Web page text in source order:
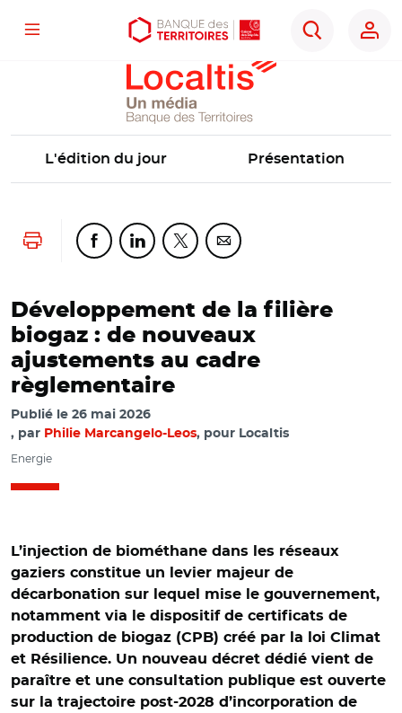
Aller
Aller
Ouvrir
d'accessibilité
Menu
Rechercher
Localtis
L'édition du jour Présentation
Lancer l'impressionPartager cette page sur Facebook
Partager cette page sur Linkedin
Partager cette page sur Twitter
Partager cette page sur
Développement de la filière
biogaz : de nouveaux
ajustements au cadre
règlementaire
Publié le 26 mai 2026
par Philie Marcangelo-Leos, pour Localtis
Energie
L’injection de biométhane dans les réseaux
gaziers constitue un levier majeur de
décarbonation sur lequel mise le gouvernement,
notamment via le dispositif de certificats de
production de biogaz (CPB) créé par la loi Climat
et Résilience. Un nouveau décret dédié vient de
paraître et une consultation publique est ouverte
sur la trajectoire post-2028 d’incorporation de